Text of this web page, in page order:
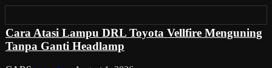
Cara Atasi Lampu DRL Toyota Vellfire Menguning
Tanpa Ganti Headlamp